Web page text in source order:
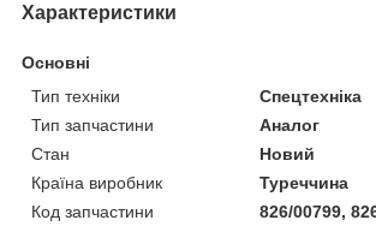
Характеристики
Основні
Тип техніки
Спецтехніка
Тип запчастини
Аналог
Стан
Новий
Країна виробник
Туреччина
Код запчастини
826/00799,